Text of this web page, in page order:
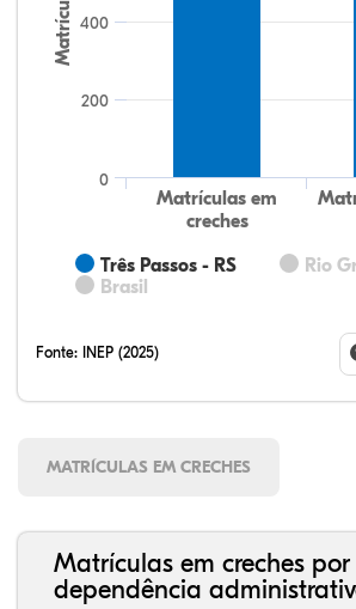
Matrículas
Três Passos - RS
Rio
Brasil
Matrículas em
creches
0
200
400
Fonte: INEP (2025)
MATRÍCULAS EM CRECHES
Matrículas em creches por
dependência